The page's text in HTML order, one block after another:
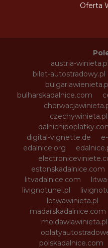
Oferta
austria-winieta.pl
bilet-autostradowy.pl
bulharskadalnice.com
czechywinieta.pl
digital-vignette.de
edalnice.org
estonskadalnice.com
litvadalnice.com
livignotunel.pl
lotwawinieta.pl
madarskadalnice.com
moldawiawinieta.pl
polskadalnice.com